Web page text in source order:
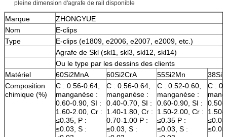
pleine dimension d'agrafe de rail disponible
Marque
ZHONGYUE
Nom
E-clips
Type
E-clips (e1809, e2006, e2007, e2009, etc.)
Agrafe de Skl (skl1, skl3, skl12, skl14)
Ou le type par les dessins des clients
Matériel
60Si2MnA 60Si2CrA 55Si2Mn
38Si7
Composition
chimique (%)
C : 0.56-0.64,
manganèse :
0.60-0.90, SI :
1.60-2.00, Cr :
≤0.35, P :
≤0.03, S :
C : 0.56-0.64,
manganèse :
0.40-0.70, SI :
1.40-1.80, Cr :
0.70-1.00 P :
≤0.03, S :
C : 0.52-0.60,
manganèse :
0.60-0.90, SI :
1.50-2.00, Cr :
≤0.35 P :
≤0.03, S :
C :
0.50-
1.50-
≤0.03